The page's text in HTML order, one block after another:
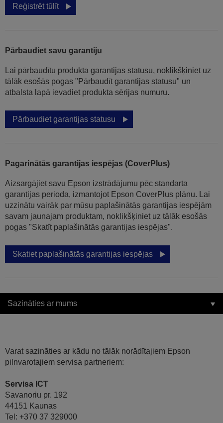
Reģistrēt tūlīt
Pārbaudiet savu garantiju
Lai pārbaudītu produkta garantijas statusu, noklikšķiniet uz
tālāk esošās pogas "Pārbaudīt garantijas statusu" un
atbalsta lapā ievadiet produkta sērijas numuru.
Pārbaudiet garantijas statusu
Pagarinātās garantijas iespējas (CoverPlus)
Aizsargājiet savu Epson izstrādājumu pēc standarta
garantijas perioda, izmantojot Epson CoverPlus plānu. Lai
uzzinātu vairāk par mūsu paplašinātās garantijas iespējām
savam jaunajam produktam, noklikšķiniet uz tālāk esošās
pogas "Skatīt paplašinātās garantijas iespējas".
Skatiet paplašinātās garantijas iespējas
Sazināties ar mums
Varat sazināties ar kādu no tālāk norādītajiem Epson
pilnvarotajiem servisa partneriem:
Servisa ICT
Savanoriu pr. 192
44151 Kaunas
Tel: +370 37 329000